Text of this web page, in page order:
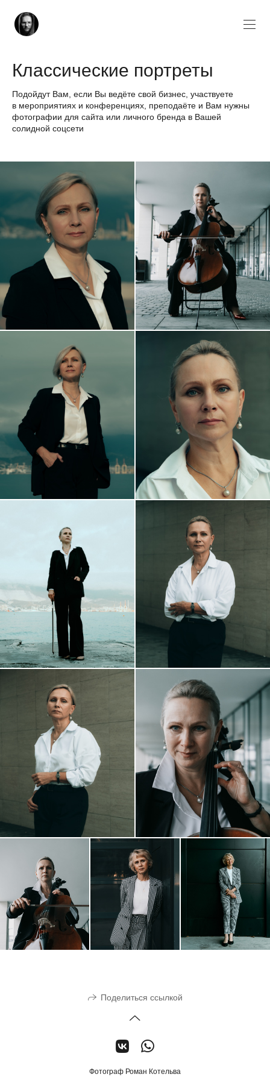
Классические портреты
Подойдут Вам, если Вы ведёте свой бизнес, участвуете
в мероприятиях и конференциях, преподаёте и Вам нужны
фотографии для сайта или личного бренда в Вашей
солидной соцсети
Поделиться ссылкой
Фотограф Роман Котельва